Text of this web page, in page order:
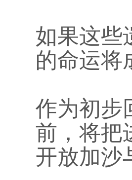
如果这些
的命运将
作为初步
前，将把
开放加